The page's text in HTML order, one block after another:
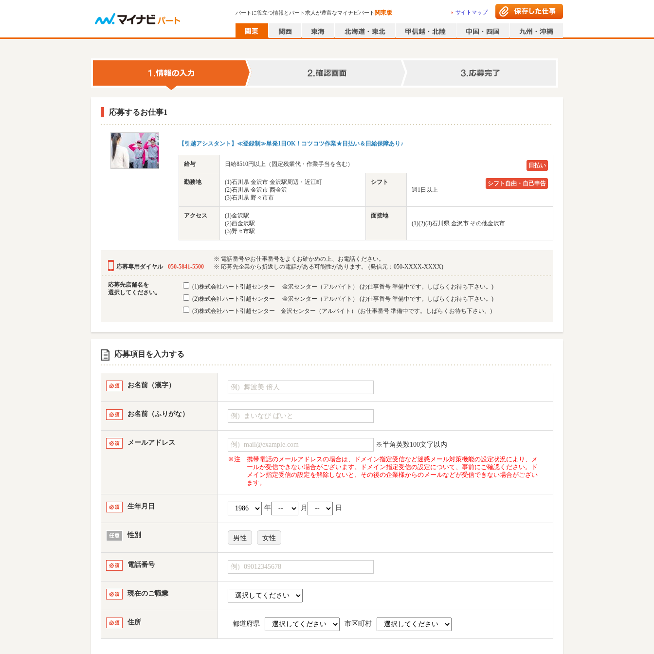
パートに役立つ情報とパート求人が豊富なマイナビパート 関東版 サイトマップ
応募するお仕事1
【引越アシスタント】≪登録制≫単発1日OK！コツコツ作業★日払い＆日給保障あり♪
給与 日給8510円以上（固定残業代・作業手当を含む） 日払い
勤務地
(1)石川県 金沢市 金沢駅周辺・近江町
(2)石川県 金沢市 西金沢
(3)石川県 野々市市
シフト
週1日以上
シフト自由・自己申告
アクセス
(1)金沢駅
(2)西金沢駅
(3)野々市駅
面接地
(1)(2)(3)石川県 金沢市 その他金沢市
応募専用ダイヤル 050-5841-5500
※ 電話番号やお仕事番号をよくお確かめの上、お電話ください。
※ 応募先企業から折返しの電話がある可能性があります。 (発信元：050-XXXX-XXXX)
応募先店舗名を
選択してください。
(1)株式会社ハート引越センター 金沢センター（アルバイト）
(お仕事番号 準備中です。しばらくお待ち下さい。)
(2)株式会社ハート引越センター 金沢センター（アルバイト）
(お仕事番号 準備中です。しばらくお待ち下さい。)
(3)株式会社ハート引越センター 金沢センター（アルバイト）
(お仕事番号 準備中です。しばらくお待ち下さい。)
応募項目を入力する
お名前（漢字）
お名前（ふりがな）
メールアドレス
※半角英数100文字以内
※注
携帯電話のメールアドレスの場合は、ドメイン指定受信など迷惑メール対策機能の設定状況により、メ
ールが受信できない場合がございます。ドメイン指定受信の設定について、事前にご確認ください。ド
メイン指定受信の設定を解除しないと、その後の企業様からのメールなどが受信できない場合がござい
ます。
生年月日 年 月 日
性別 男性 女性
電話番号
現在のご職業
住所 都道府県 市区町村